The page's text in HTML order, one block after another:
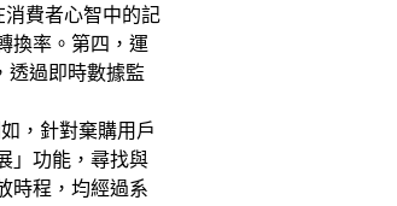
費者心智中的記
換率。第四，運
透過即時數據監
，針對棄購用戶
」功能，尋找與
時程，均經過系